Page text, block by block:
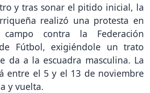
y tras sonar el pitido inicial, la
realizó una protesta en
contra la Federación
Fútbol, exigiéndole un trato
da a la escuadra masculina. La
entre el 5 y el 13 de noviembre
y vuelta.